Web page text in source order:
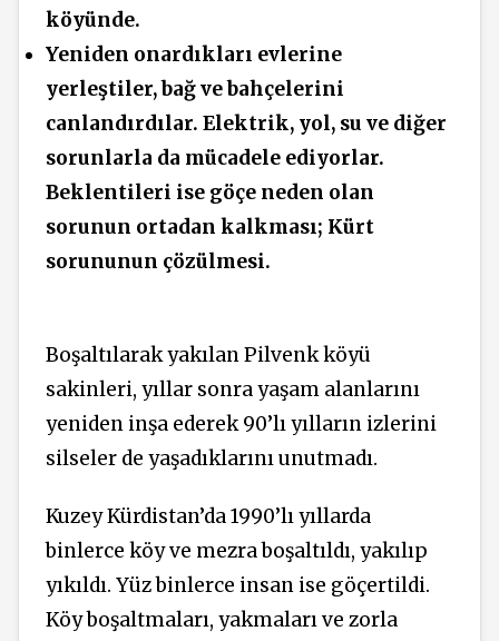
köyünde.
Yeniden onardıkları evlerine
yerleştiler, bağ ve bahçelerini
canlandırdılar. Elektrik, yol, su ve diğer
sorunlarla da mücadele ediyorlar.
Beklentileri ise göçe neden olan
sorunun ortadan kalkması; Kürt
sorununun çözülmesi.
Boşaltılarak yakılan Pilvenk köyü
sakinleri, yıllar sonra yaşam alanlarını
yeniden inşa ederek 90’lı yılların izlerini
silseler de yaşadıklarını unutmadı.
KuzeyKürdistan’da 1990’lı yıllarda
binlerce köy ve mezra boşaltıldı, yakılıp
yıkıldı. Yüz binlerce insan ise göçertildi.
Köy boşaltmaları, yakmaları ve zorla